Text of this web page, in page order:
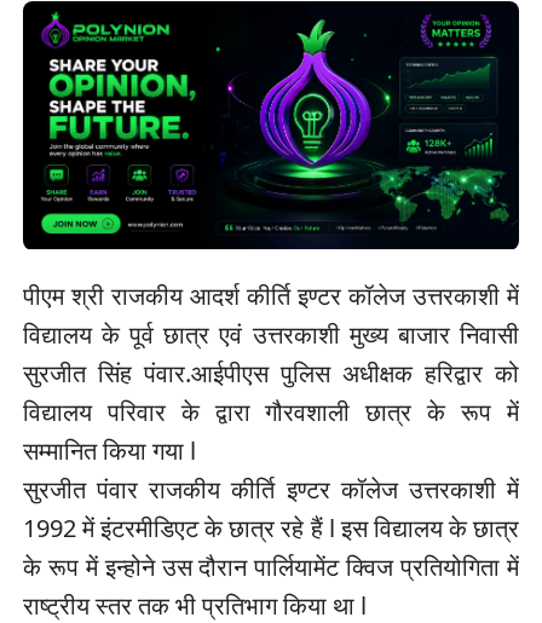
पीएम श्री राजकीय आदर्श कीर्ति इण्टर कॉलेज उत्तरकाशी में
विद्यालय के पूर्व छात्र एवं उत्तरकाशी मुख्य बाजार निवासी
सुरजीत सिंह पंवार.आईपीएस पुलिस अधीक्षक हरिद्वार को
विद्यालय परिवार के द्वारा गौरवशाली छात्र के रूप में
सम्मानित किया गया l
सुरजीत पंवार राजकीय कीर्ति इण्टर कॉलेज उत्तरकाशी में
1992 में इंटरमीडिएट के छात्र रहे हैं l इस विद्यालय के छात्र
के रूप में इन्होने उस दौरान पार्लियामेंट क्विज प्रतियोगिता में
राष्ट्रीय स्तर तक भी प्रतिभाग किया था l